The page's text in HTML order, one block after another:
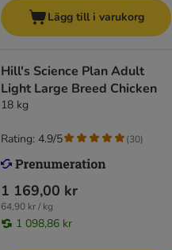
Lägg till i varukorg
Hill's Science Plan Adult
Light Large Breed Chicken
18 kg
1 169,00 kr
64,90 kr / kg
1 098,86 kr
Rating: 4.9/5 (30)